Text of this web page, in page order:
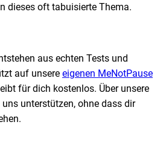
dieses oft tabuisierte Thema.
aus echten Tests und
auf unsere eigenen MeNotPause
für dich kostenlos. Über unsere
unterstützen, ohne dass dir